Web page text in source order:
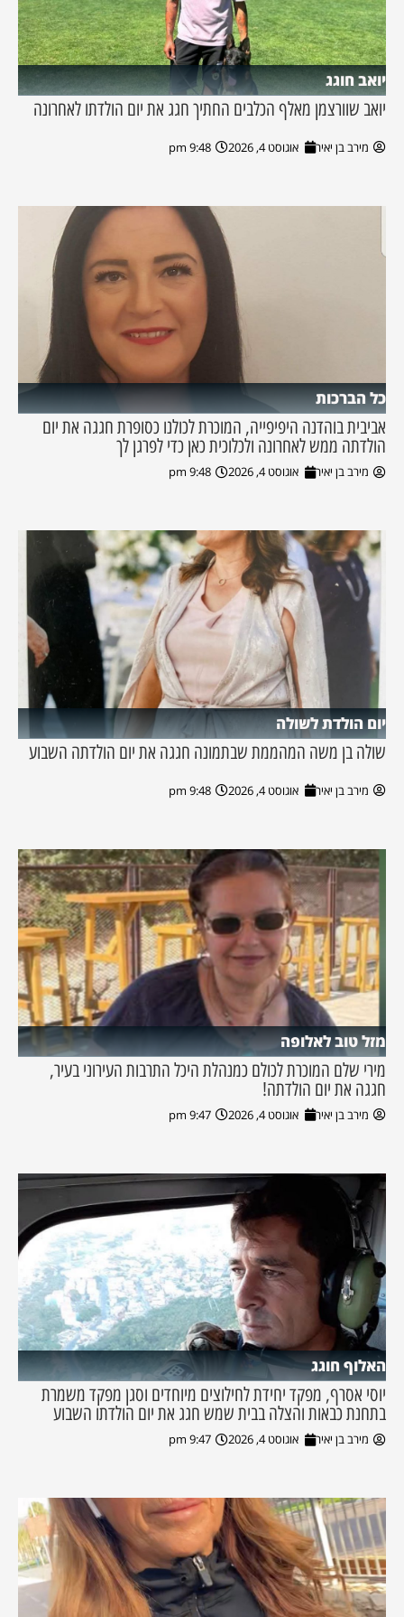
יואב חוגג
יואב שוורצמן מאלף הכלבים החתיך חגג את יום הולדתו לאחרונה
מירב בן יאיר אוגוסט 4, 2026 9:48 pm
כל הברכות
אביבית בוהדנה היפיפייה, המוכרת לכולנו כסופרת חגגה את יום
הולדתה ממש לאחרונה ולכלוכית כאן כדי לפרגן לך
מירב בן יאיר אוגוסט 4, 2026 9:48 pm
יום הולדת לשולה
שולה בן משה המהממת שבתמונה חגגה את יום הולדתה השבוע
מירב בן יאיר אוגוסט 4, 2026 9:48 pm
מזל טוב לאלופה
מירי שלם המוכרת לכולם כמנהלת היכל התרבות העירוני בעיר,
חגגה את יום הולדתה!
מירב בן יאיר אוגוסט 4, 2026 9:47 pm
האלוף חוגג
יוסי אסרף, מפקד יחידת לחילוצים מיוחדים וסגן מפקד משמרת
בתחנת כבאות והצלה בבית שמש חגג את יום הולדתו השבוע
מירב בן יאיר אוגוסט 4, 2026 9:47 pm